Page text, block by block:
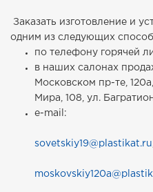
Заказать изготовление и
одним из следующих
по телефону горячей
в наших салонах
Московском пр-те,
Мира, 108, ул.
e-mail:
sovetskiy19@plastikat.ru